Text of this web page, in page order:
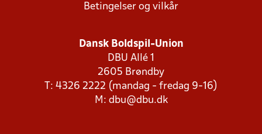
Betingelser og vilkår
Dansk Boldspil-Union
DBU Allé 1
2605 Brøndby
T: 4326 2222 (mandag - fredag 9-16)
M: dbu@dbu.dk